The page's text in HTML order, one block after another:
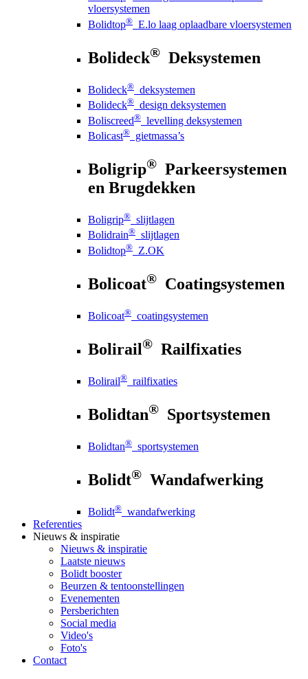
vloersystemen
Bolidtop® E.lo laag oplaadbare vloersystemen
Bolideck® Deksystemen
Bolideck® deksystemen
Bolideck® design deksystemen
Boliscreed® levelling deksystemen
Bolicast® gietmassa’s
Boligrip® Parkeersystemen
en Brugdekken
Boligrip® slijtlagen
Bolidrain® slijtlagen
Bolidtop® Z.OK
Bolicoat® Coatingsystemen
Bolicoat® coatingsystemen
Bolirail® Railfixaties
Bolirail® railfixaties
Bolidtan® Sportsystemen
Bolidtan® sportsystemen
Bolidt® Wandafwerking
Bolidt® wandafwerking
Referenties
Nieuws & inspiratie
Nieuws & inspiratie
Laatste nieuws
Bolidt booster
Beurzen & tentoonstellingen
Evenementen
Persberichten
Social media
Video's
Foto's
Contact